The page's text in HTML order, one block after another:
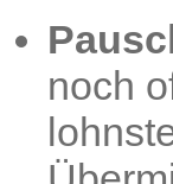
noch